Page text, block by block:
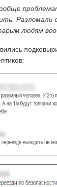
людям